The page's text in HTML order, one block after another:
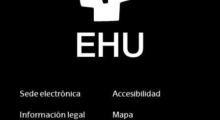
Sede electrónica Accesibilidad
Información legal Mapa